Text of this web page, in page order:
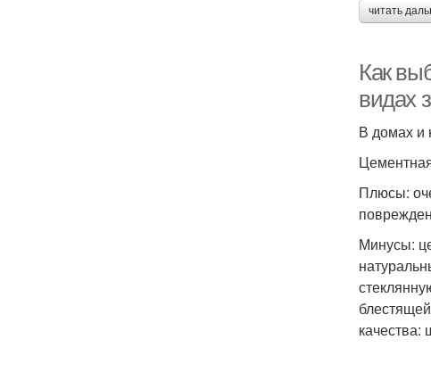
читать
Как
видах
В домах и
Плюсы:
Минусы: